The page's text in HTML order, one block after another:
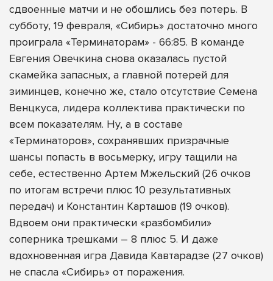
сдвоенные матчи и не обошлись без потерь. В
субботу, 19 февраля, «Сибирь» достаточно много
проиграла «Терминаторам» - 66:85. В команде
Евгения Овечкина снова оказалась пустой
скамейка запасных, а главной потерей для
зиминцев, конечно же, стало отсутствие Семена
Венцкуса, лидера коллектива практически по
всем показателям. Ну, а в составе
«Терминаторов», сохранявших призрачные
шансы попасть в восьмерку, игру тащили на
себе, естественно Артем Мжельский (26 очков
по итогам встречи плюс 10 результативных
передач) и Константин Карташов (19 очков).
Вдвоем они практически «разбомбили»
соперника трешками – 8 плюс 5. И даже
вдохновенная игра Давида Кавтарадзе (27 очков)
не спасла «Сибирь» от поражения.